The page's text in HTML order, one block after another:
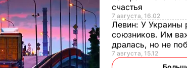
счастья
7 августа, 16.02
Левин: У Украины
союзников. Им
дралась, но не
7 августа, 15.12